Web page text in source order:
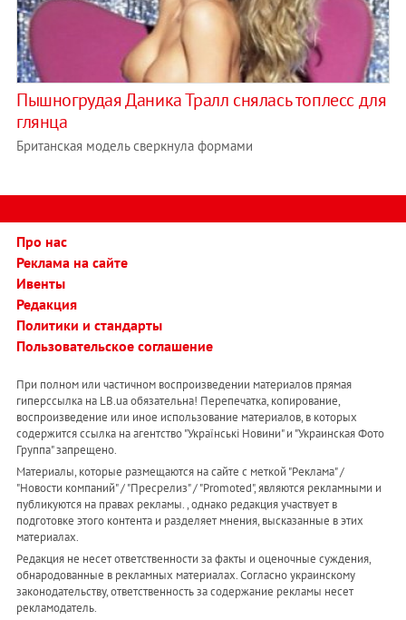
Пышногрудая Даника Тралл снялась топлесс для
глянца
Британская модель сверкнула формами
Про нас
Реклама на сайте
Ивенты
Редакция
Политики и стандарты
Пользовательское соглашение
При полном или частичном воспроизведении материалов прямая
гиперссылка на LB.ua обязательна! Перепечатка, копирование,
воспроизведение или иное использование материалов, в которых
содержится ссылка на агентство "Українськi Новини" и "Украинская Фото
Группа" запрещено.
Материалы, которые размещаются на сайте с меткой "Реклама" /
"Новости компаний" / "Пресрелиз" / "Promoted", являются рекламными и
публикуются на правах рекламы. , однако редакция участвует в
подготовке этого контента и разделяет мнения, высказанные в этих
материалах.
Редакция не несет ответственности за факты и оценочные суждения,
обнародованные в рекламных материалах. Согласно украинскому
законодательству, ответственность за содержание рекламы несет
рекламодатель.